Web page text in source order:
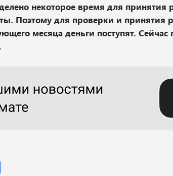
некоторое время для
Поэтому для проверки и принятия
месяца деньги поступят.